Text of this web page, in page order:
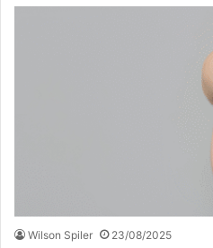
Wilson Spiler 23/08/2025